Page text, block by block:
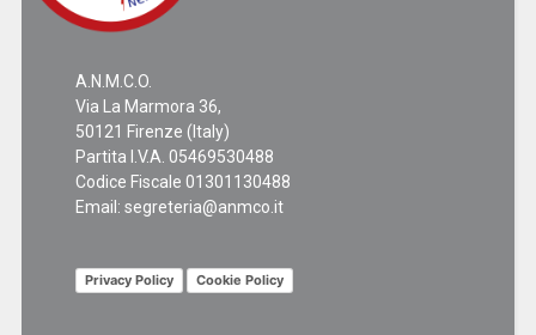
A.N.M.C.O.
Via La Marmora 36,
50121 Firenze (Italy)
Partita I.V.A. 05469530488
Codice Fiscale 01301130488
Email: segreteria@anmco.it
Privacy Policy Cookie Policy